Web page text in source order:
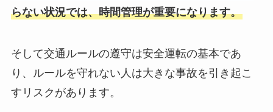
らない状況では、時間管理が重要になります。
そして交通ルールの遵守は安全運転の基本であ
り、ルールを守れない人は大きな事故を引き起こ
すリスクがあります​​。